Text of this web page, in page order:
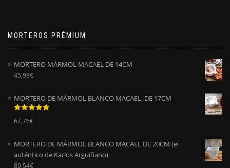
MORTEROS PRÉMIUM
MORTERO MÁRMOL MACAEL DE 14CM
45,98€
MORTERO DE MÁRMOL BLANCO MACAEL. DE 17CM
Valorado
con5.00
67,76€
MORTERO DE MÁRMOL BLANCO MACAEL DE 20CM (el
auténtico de Karlos Arguiñano)
89,54€